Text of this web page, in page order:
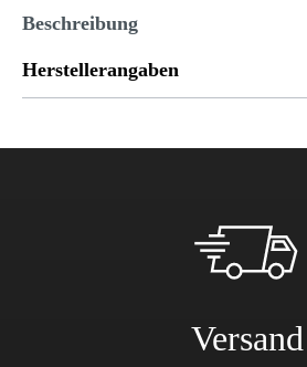
Beschreibung
Herstellerangaben
Versand